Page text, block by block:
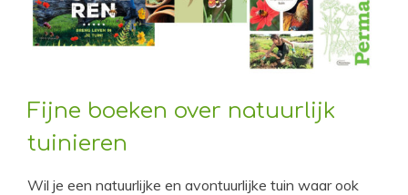
Fijne boeken over natuurlijk
tuinieren
Wil je een natuurlijke en avontuurlijke tuin waar ook